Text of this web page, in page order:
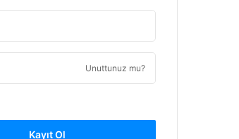
Unuttunuz mu?
Kayıt Ol